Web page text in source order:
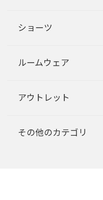
ショーツ
ルームウェア
アウトレット
その他のカテゴリ